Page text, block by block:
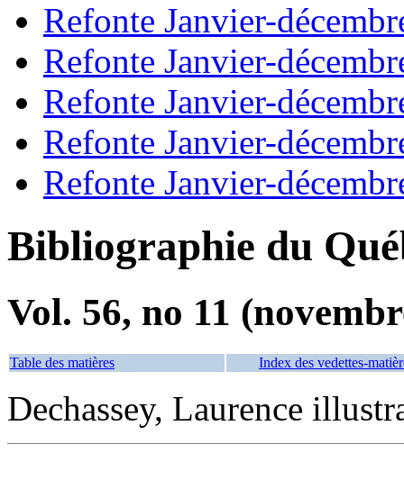
Refonte Janvier-
Refonte Janvier-
Refonte Janvier-
Refonte Janvier-
Refonte Janvier-
Bibliographie du
Vol. 56, no 11
Table des matières Index des vedettes-
Dechassey, Laurence